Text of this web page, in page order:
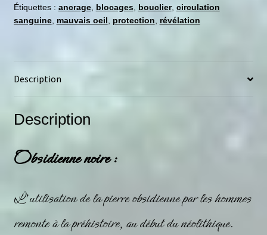
Étiquettes : ancrage, blocages, bouclier, circulation
sanguine, mauvais oeil, protection, révélation
Description
Description
Obsidienne noire :
L’utilisation de la pierreobsidiennepar les hommes
remonte à la préhistoire, au début du néolithique.